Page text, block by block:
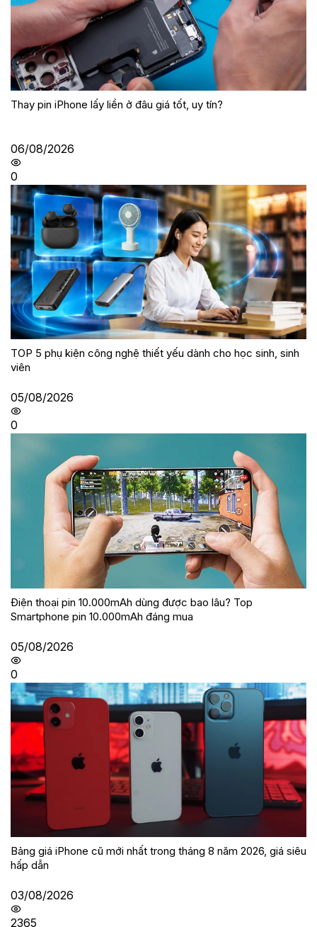
Thay pin iPhone lấy liền ở đâu giá tốt, uy tín?
06/08/2026
0
TOP 5 phụ kiện công nghệ thiết yếu dành cho học sinh, sinh
viên
05/08/2026
0
Điện thoại pin 10.000mAh dùng được bao lâu? Top
Smartphone pin 10.000mAh đáng mua
05/08/2026
0
Bảng giá iPhone cũ mới nhất trong tháng 8 năm 2026, giá siêu
hấp dẫn
03/08/2026
2365